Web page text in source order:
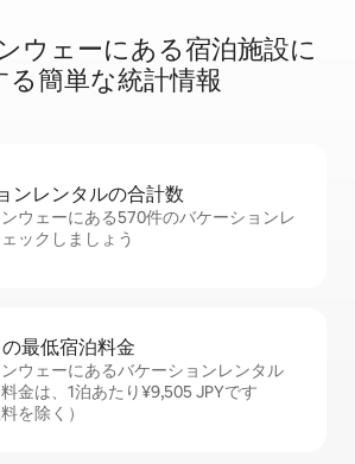
ウェーに⁠あ⁠る宿⁠泊⁠施⁠設⁠に
る簡⁠単⁠な統⁠計⁠情⁠報
ンレ⁠ン⁠タ⁠ル⁠の合⁠計⁠数
ウェーにある570件のバケーションレ
ックしましょう
最⁠低⁠宿⁠泊⁠料⁠金
ウェーにあるバケーションレンタル
金は、1泊あたり¥9,505 JPYです
を除く）